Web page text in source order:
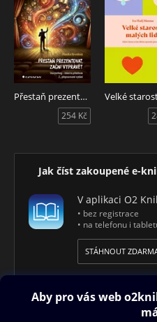
Přestaň prezentovat, začni vyprávět
254 Kč
Jak číst zakoupené e-
V aplikaci O2
• bez registrace
• na telefonu i
STÁHNOUT